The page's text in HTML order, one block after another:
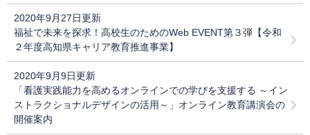
2020年9月27日更新
福祉で未来を探求！高校生のためのWeb EVENT第３弾【令和
２年度高知県キャリア教育推進事業】
2020年9月9日更新
「看護実践能力を高めるオンラインでの学びを支援する ～イン
ストラクショナルデザインの活用～」オンライン教育講演会の
開催案内